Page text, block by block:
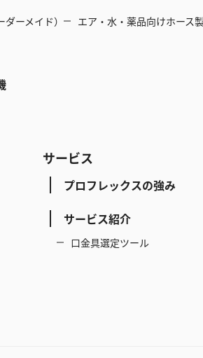
ダーメイド） エア・水・薬品向けホース
サービス
プロフレックスの強み
サービス紹介
口金具選定ツール